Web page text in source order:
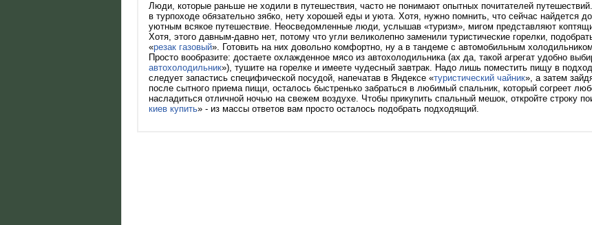
Люди, которые раньше не ходили в путешествия, часто не понимают опытных почитателей
в турпоходе обязательно зябко, нету хорошей еды и уюта. Хотя, нужно помнить, что сейчас найдется
уютным всякое путешествие. Неосведомленные люди, услышав «туризм», мигом представляют
Хотя, этого давным-давно нет, потому что угли великолепно заменили туристические горелки,
«резак газовый». Готовить на них довольно комфортно, ну а в тандеме с автомобильным
Просто вообразите: достаете охлажденное мясо из автохолодильника (ах да, такой агрегат удобно
автохолодильник»), тушите на горелке и имеете чудесный завтрак. Надо лишь поместить пищу в
следует запастись специфической посудой, напечатав в Яндексе «туристический чайник», а затем
после сытного приема пищи, осталось быстренько забраться в любимый спальник, который согреет
насладиться отличной ночью на свежем воздухе. Чтобы прикупить спальный мешок, откройте строку
киев купить» - из массы ответов вам просто осталось подобрать подходящий.